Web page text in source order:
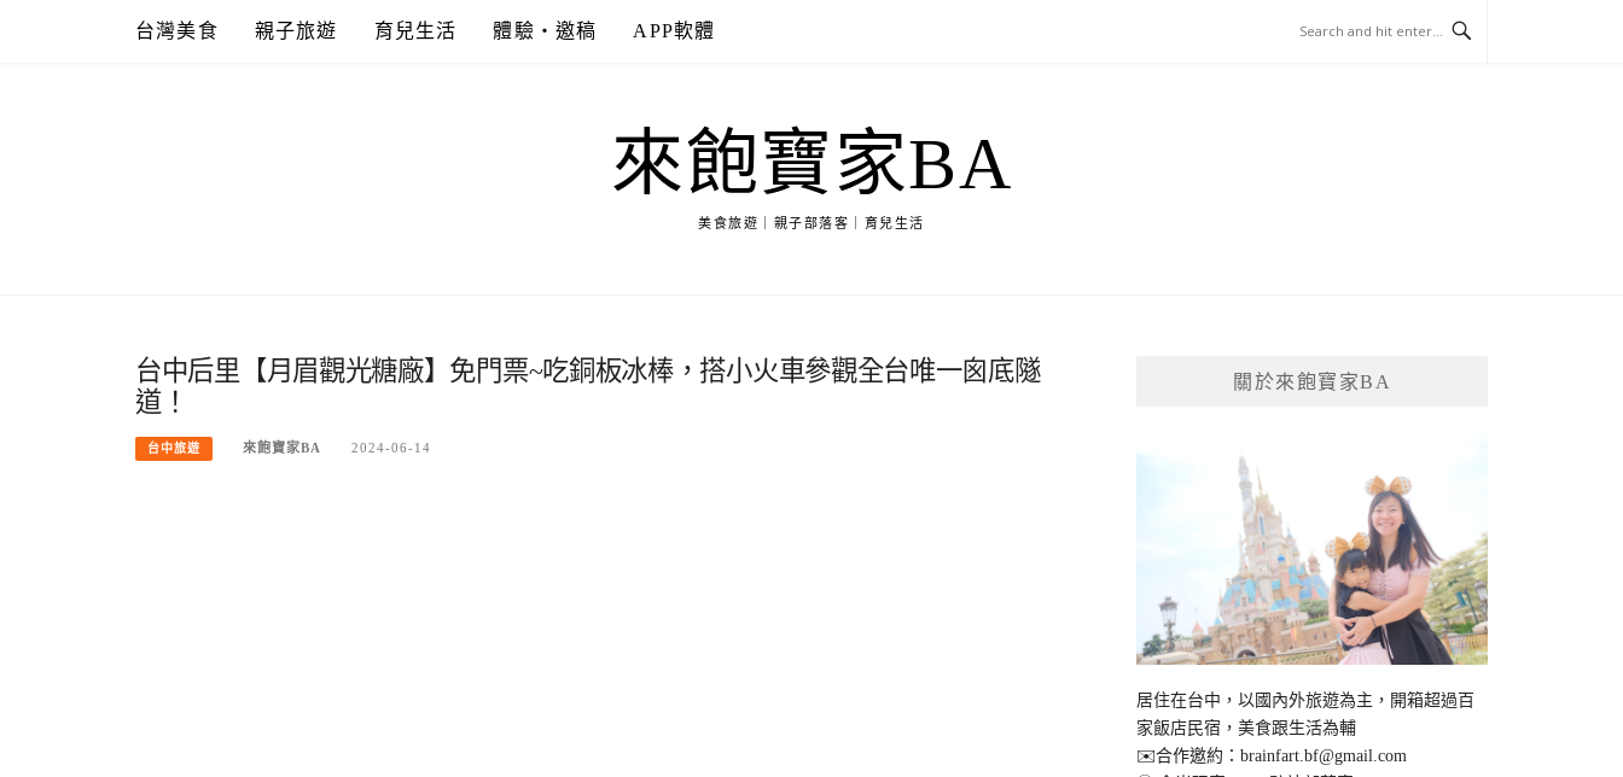
台灣美食 親子旅遊 育兒生活 體驗‧邀稿 APP軟體
來飽寶家BA
美食旅遊｜親子部落客｜育兒生活
台中后里【月眉觀光糖廠】免門票~吃銅板冰棒，搭小火車參觀全台唯一囪底隧
道！
台中旅遊 來飽寶家BA 2024-06-14
關於來飽寶家BA
居住在台中，以國內外旅遊為主，開箱超過百
家飯店民宿，美食跟生活為輔
✉️合作邀約：brainfart.bf@gmail.com